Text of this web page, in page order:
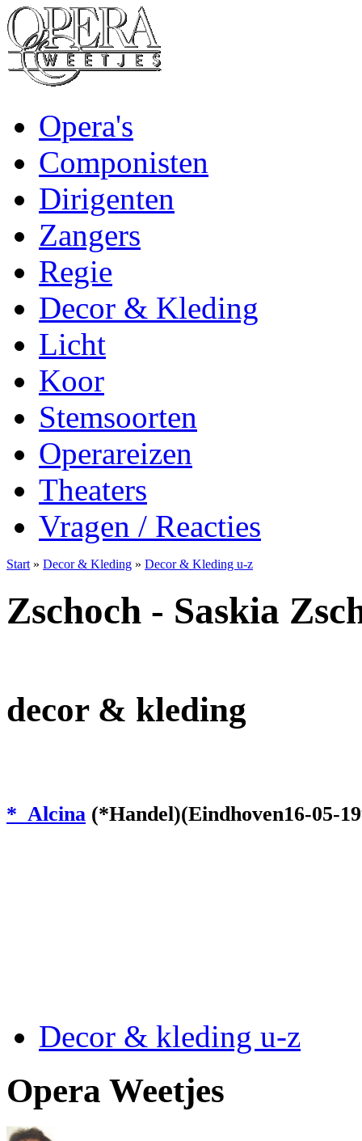
Opera's
Componisten
Dirigenten
Zangers
Regie
Decor & Kleding
Licht
Koor
Stemsoorten
Operareizen
Theaters
Vragen / Reacties
Start » Decor & Kleding » Decor & Kleding u-z
Zschoch - Saskia
decor & kleding
* Alcina (*Handel)(Eindhoven16-05-
Decor & kleding u-z
Opera Weetjes